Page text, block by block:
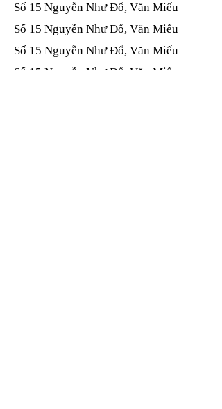
Số 15 Nguyễn Như Đổ, Văn Miếu​​​​
Số 15 Nguyễn Như Đổ, Văn Miếu​​​​
Số 15 Nguyễn Như Đổ, Văn Miếu​​​​
Số 15 Nguyễn Như Đổ, Văn Miếu​​​​